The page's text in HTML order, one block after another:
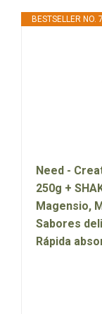
BESTSELLER NO. 7
Need -
250g +
Magensio,
Sabores
Rápida